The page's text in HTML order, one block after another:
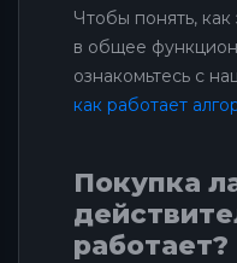
Чтобы понять, как
в общее
ознакомьтесь с
как работает
Покупка
работает?